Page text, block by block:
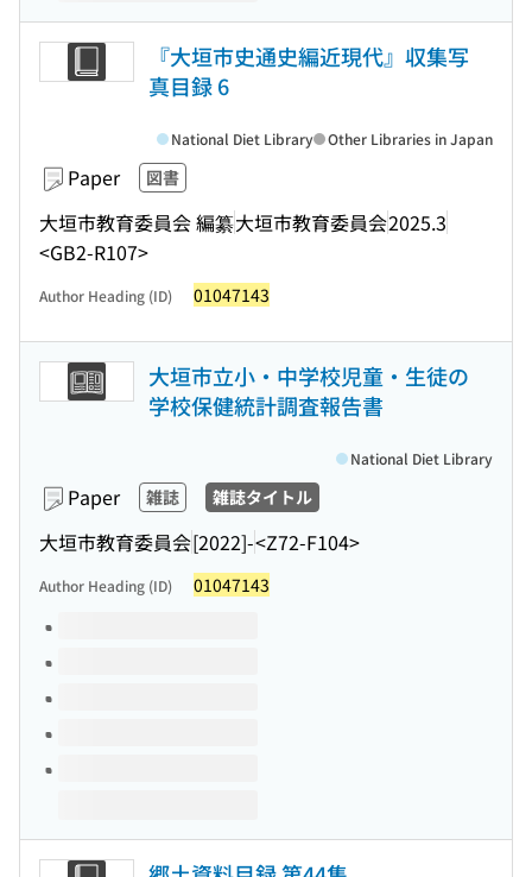
『大垣市史通史編近現代』収集写
真目録 6
Paper 図書
大垣市教育委員会 編纂大垣市教育委員会2025.3
<GB2-R107>
National Diet Library Other Libraries in Japan
Author Heading (ID) 01047143
大垣市立小・中学校児童・生徒の
学校保健統計調査報告書
Paper 雑誌 雑誌タイトル
大垣市教育委員会[2022]-<Z72-F104>
National Diet Library
Author Heading (ID) 01047143
Volumes of this title